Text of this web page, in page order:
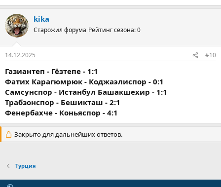
kika
Старожил форума Рейтинг сезона: 0
14.12.2025 #10
Газиантеп - Гёзтепе - 1:1
Фатих Карагюмрюк - Коджаэлиспор - 0:1
Самсунспор - Истанбул Башакшехир - 1:1
Трабзонспор - Бешикташ - 2:1
Фенербахче - Коньяспор - 4:1
Закрыто для дальнейших ответов.
Турция